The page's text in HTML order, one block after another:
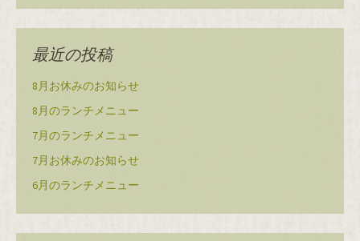
最近の投稿
8月お休みのお知らせ
8月のランチメニュー
7月のランチメニュー
7月お休みのお知らせ
6月のランチメニュー